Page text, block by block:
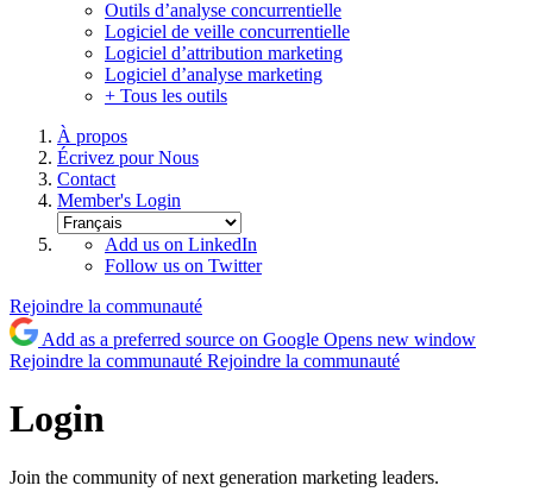
Outils d’analyse concurrentielle
Logiciel de veille concurrentielle
Logiciel d’attribution marketing
Logiciel d’analyse marketing
+ Tous les outils
À propos
Écrivez pour Nous
Contact
Member's Login
Add us on LinkedIn
Follow us on Twitter
Rejoindre la communauté
Add as a preferred source on Google Opens new window
Rejoindre la communauté Rejoindre la communauté
Login
Join the community of next generation marketing leaders.